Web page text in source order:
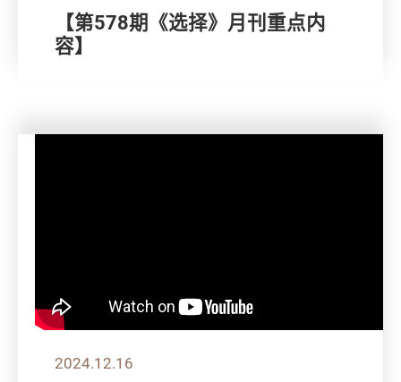
【第578期《选择》月刊重点内
容】
2024.12.16